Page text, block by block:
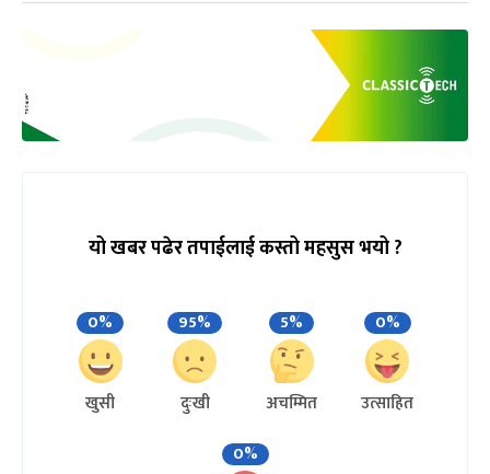
यो खबर पढेर तपाईलाई कस्तो महसुस भयो ?
0%
खुसी
95%
दुःखी
5%
अचम्मित
0%
उत्साहित
0%